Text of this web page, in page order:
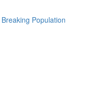
Breaking Population